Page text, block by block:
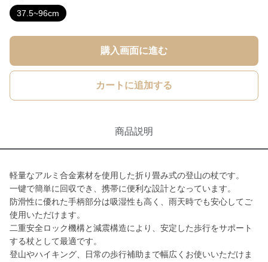
37.5~96cm
購入画面に進む
カートに追加する
商品説明
軽量なアルミ合金素材を使用した折り畳み式の登山の杖です。
一键で簡単に回収でき、携帯に便利な設計となっています。
防滑性に優れた手柄部分は吸湿性も高く、雨天時でも安心してご
使用いただけます。
二重安全ロック機構と減震構造により、安定した歩行をサポート
する杖として最適です。
登山やハイキング、日常の歩行補助まで幅広くお使いいただけま